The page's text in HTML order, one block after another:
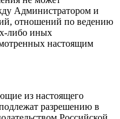
Администратором и
отношений по ведению
либо иных
настоящим
из настоящего
разрешению в